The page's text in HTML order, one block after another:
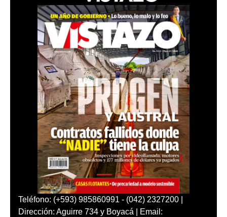
Teléfono: (+593) 985860991 - (042) 2327200 |
Dirección: Aguirre 734 y Boyacá | Email: